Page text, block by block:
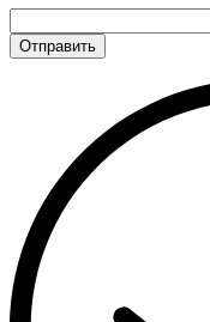
Отправить